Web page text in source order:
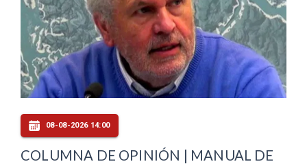
08-08-2026 14:00
COLUMNA DE OPINIÓN | MANUAL DE